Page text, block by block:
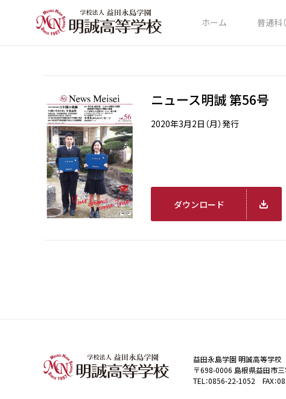
ホーム 普通科
ニュース明誠 第56号
2020年3月2日（月）発行
ダウンロード
益田永島学園 明誠高等学校
〒698-0006 島根県益田市
TEL：0856-22-1052 FAX：